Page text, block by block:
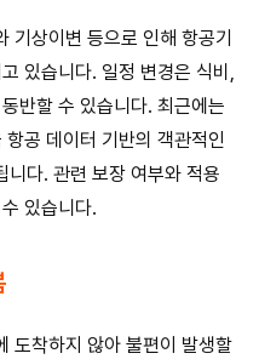
기상이변 등으로 인해 항공기
있습니다. 일정 변경은 식비,
반할 수 있습니다. 최근에는
항공 데이터 기반의 객관적인
니다. 관련 보장 여부와 적용
있습니다.
도착하지 않아 불편이 발생할